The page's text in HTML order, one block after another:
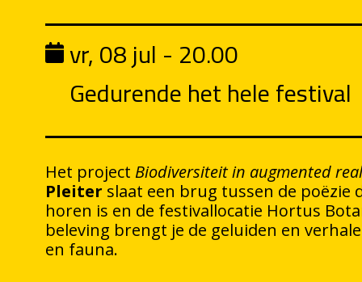
vr, 08 jul - 20.00
Gedurende het hele festival
Het project Biodiversiteit in augmented
Pleiter slaat een brug tussen de poëzie
horen is en de festivallocatie Hortus
beleving brengt je de geluiden en
en fauna.